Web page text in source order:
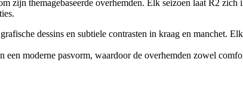
zijn themagebaseerde overhemden. Elk seizoen laat R2
dessins en subtiele contrasten in kraag en manchet.
een moderne pasvorm, waardoor de overhemden zowel